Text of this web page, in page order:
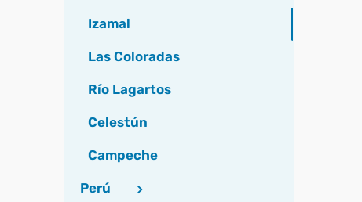
Izamal
Las Coloradas
Río Lagartos
Celestún
Campeche
Perú